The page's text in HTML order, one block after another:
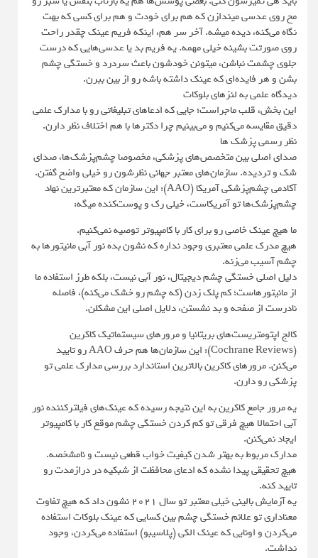
مخ روی عدسی میندازن که هم برای خودت و هم برای کسی که بهت
نگاه می‌کنه، دیده میشه. آخر سر هم، اینکه فریم عینک چقدر راحت
روی صورتت بشینه خیلی مهمه. یه فریم بد یا عدسی‌هایی که درست
جلوی چشمت نباشن، میتونن خودشون باعث سردرد و خستگی چشم
بشن و هر فایده‌ای که عینک داشته باشه رو از بین ببرن.
دیدگاه علمی به لنزهای بلوکات
این بخش، قلب ماجراست؛ جایی که ادعاهای تبلیغاتی رو با مدارک علمی
دقیق مقایسه می‌کنیم و می‌بینیم چرا دکترها با هم اختلاف نظر دارن.
نظر رسمی پزشک ها
صدای اصلی بین متخصص‌های پزشکی، مخصوصا چشم‌پزشک‌ها، صدای
شک و تردیده. سازمان‌های معتبر جهانی نظرشون رو خیلی واضح گفتن.
آکادمی چشم‌پزشکی آمریکا (AAO): این سازمان که معتبرترین نهاد
چشم‌پزشک‌ها تو آمریکاست، خیلی رک و پوست‌کنده میگه:
ما هیچ عینک خاصی رو برای کار با کامپیوتر توصیه نمی‌کنیم.
هیچ مدرک علمی معتبری وجود نداره که نشون بده نور آبی مانیتورها به
چشم آسیب می‌زنه.
دلیل اصلی خستگی چشم دیجیتال، نور آبی نیست، بلکه طرز استفاده ما
از مانیتورهاست؛ کم پلک زدن (که چشم رو خشک می‌کنه)، فاصله
نادرست از صفحه و بد نشستن، دلایل اصلی این مشکلن.
کالج اپتومتریست‌های بریتانیا و مرورهای سیستماتیک کاکرین
(Cochrane Reviews): این سازمان‌ها هم حرف AAO رو تایید
می‌کنن. مرورهای کاکرین بالاترین استاندارد بررسی مدارک علمی تو
پزشکی رو دارن.
یه مرور جامع کاکرین به این نتیجه رسیده که عینک‌های فیلترکننده نور
آبی احتمالا هیچ فرقی تو کم کردن خستگی چشم موقع کار با کامپیوتر
ایجاد نمی‌کنن.
مدارک مربوط به بهتر شدن کیفیت خواب قطعی نیست و نامشخصه.
هیچ تحقیقی پیدا نشده که ادعای محافظت از شبکیه در درازمدت رو
تایید کنه.
یه آزمایش بالینی خیلی معتبر تو سال ۲۰۲۱ نشون داد که هیچ تفاوت
معناداری تو علائم خستگی چشم بین کسایی که عینک بلوکات استفاده
می‌کردن و اونایی که عینک الکی (پلاسیبو) استفاده می‌کردن، وجود
نداشت.